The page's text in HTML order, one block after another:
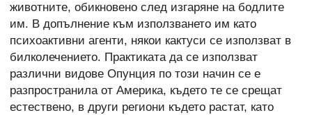
животните, обикновено след изгаряне на бодлите
им. В допълнение към използването им като
психоактивни агенти, някои кактуси се използват в
билколечението. Практиката да се използват
различни видове Опунция по този начин се е
разпространила от Америка, където те се срещат
естествено, в други региони където растат, като